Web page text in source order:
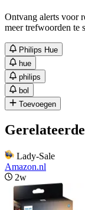
Ontvang alerts voor
meer trefwoorden te
Philips Hue
hue
philips
bol
Toevoegen
Lady-Sale
Amazon.nl
2w